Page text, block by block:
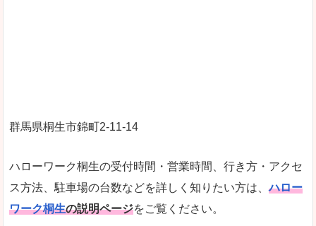
群馬県桐生市錦町2-11-14
ハローワーク桐生の受付時間・営業時間、行き方・アクセ
ス方法、駐車場の台数などを詳しく知りたい方は、ハロー
ワーク桐生の説明ページをご覧ください。